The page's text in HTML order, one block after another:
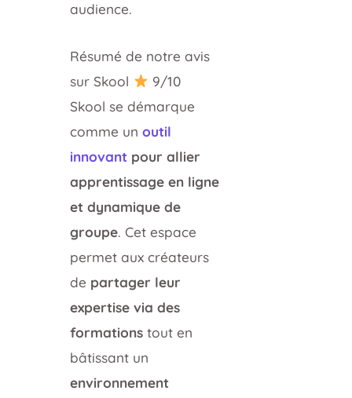
audience.
Résumé de notre avis
sur Skool
9/10
Skool se démarque
comme unoutil
innovant pour allier
apprentissage en ligne
et dynamique de
groupe. Cet espace
permet aux créateurs
de partager leur
expertise via des
formations tout en
bâtissant un
environnement